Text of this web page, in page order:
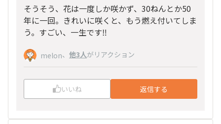
そうそう、花は一度しか咲かず、30ねんとか50
年に一回。きれいに咲くと、もう燃え付いてしま
う。すごい、一生です‼️
melon、 他3人がリアクション
いいね 返信する